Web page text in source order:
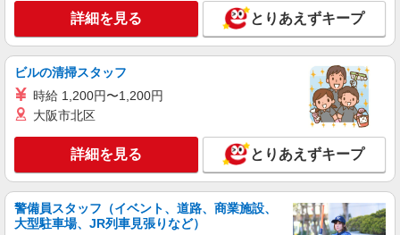
回転すし店のホールスタッフ
一般/時給1080円以上 22時以降/時給1350円以
上 高校生/時給1040円以上 研修期間(60時間)は 一
般/時給1036円 22時以降/時給1295円 高校生/時給
1036円 ※高校生・18歳未満は22時迄の勤務 ◎土
曜 時給50円UP ◎日祝 時給50円UP
香川県高松市太田下町字松ノ元3029-14 ※屋内
キープ 詳細を見る
パート
すき家 高松十川店
すき家の店舗スタッフ（接客・調理・清掃な
ど）
詳細を見る とりあえずキープ
ビルの清掃スタッフ
時給 1,200円〜1,200円
大阪市北区
詳細を見る とりあえずキープ
警備員スタッフ（イベント、道路、商業施設、
大型駐車場、JR列車見張りなど）